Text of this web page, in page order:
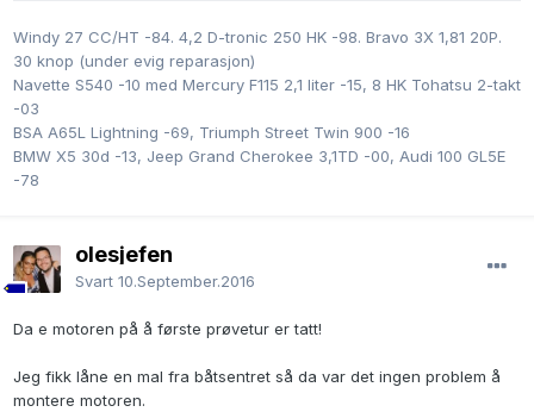
Windy 27 CC/HT -84. 4,2 D-tronic 250 HK -98. Bravo 3X 1,81 20P.
30 knop (under evig reparasjon)
Navette S540 -10 med Mercury F115 2,1 liter -15, 8 HK Tohatsu 2-takt
-03
BSA A65L Lightning -69, Triumph Street Twin 900 -16
BMW X5 30d -13, Jeep Grand Cherokee 3,1TD -00, Audi 100 GL5E
-78
olesjefen
Svart 10.September.2016
Da e motoren på å første prøvetur er tatt!
Jeg fikk låne en mal fra båtsentret så da var det ingen problem å
montere motoren.